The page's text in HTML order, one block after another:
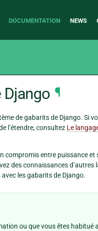
DOCUMENTATION NEWS
Django ¶
de gabarits de Django. Si
l’étendre, consultez Le
compromis entre puissance
des connaissances
avec les gabarits de Django.
ou que vous êtes habitué